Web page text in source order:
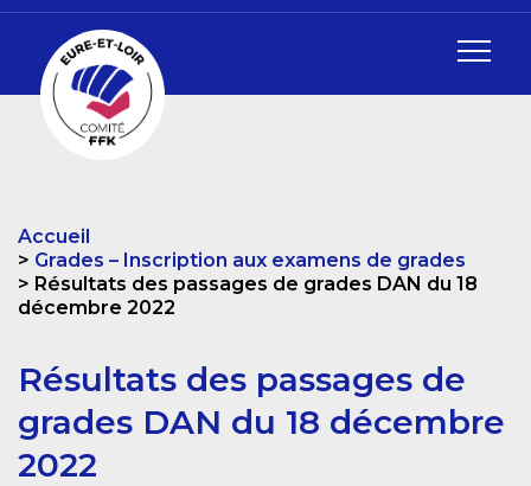
Accueil
Grades – Inscription aux examens de grades
Résultats des passages de grades DAN du 18
décembre 2022
Résultats des passages de
grades DAN du 18 décembre
2022